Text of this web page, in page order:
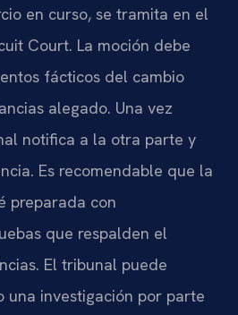
en curso, se tramita en el
Court. La moción debe
fácticos del cambio
alegado. Una vez
notifica a la otra parte y
Es recomendable que la
preparada con
que respalden el
El tribunal puede
una investigación por parte